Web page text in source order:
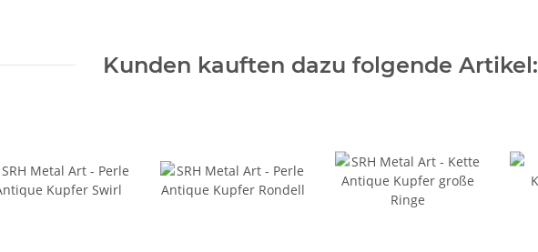
Kunden kauften dazu folgende Artikel: